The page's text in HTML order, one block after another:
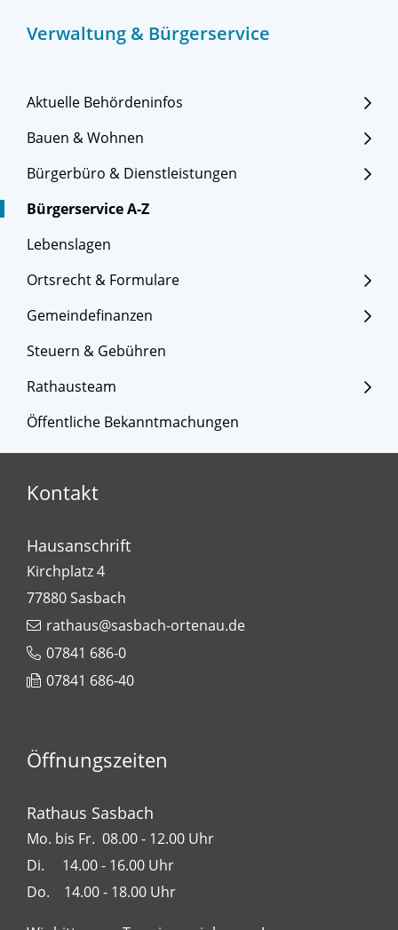
Verwaltung & Bürgerservice
Aktuelle Behördeninfos
Bauen & Wohnen
Bürgerbüro & Dienstleistungen
Bürgerservice A-Z
Lebenslagen
Ortsrecht & Formulare
Gemeindefinanzen
Steuern & Gebühren
Rathausteam
Öffentliche Bekanntmachungen
Kontakt
Hausanschrift
Kirchplatz 4
77880Sasbach
rathaus@sasbach-ortenau.de
07841 686-0
07841 686-40
Öffnungszeiten
Rathaus Sasbach
Mo. bis Fr. 08.00 - 12.00 Uhr
Di. 14.00 - 16.00 Uhr
Do. 14.00 - 18.00 Uhr